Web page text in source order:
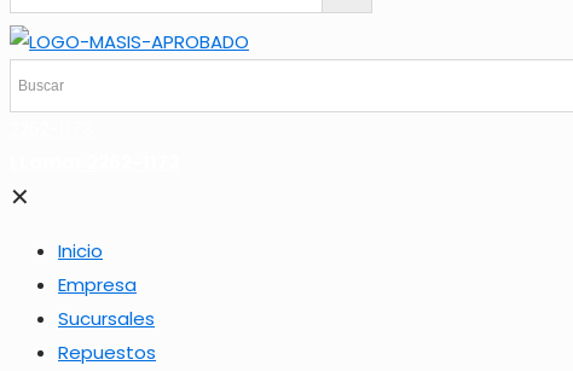
✕
Inicio
Empresa
Sucursales
Repuestos